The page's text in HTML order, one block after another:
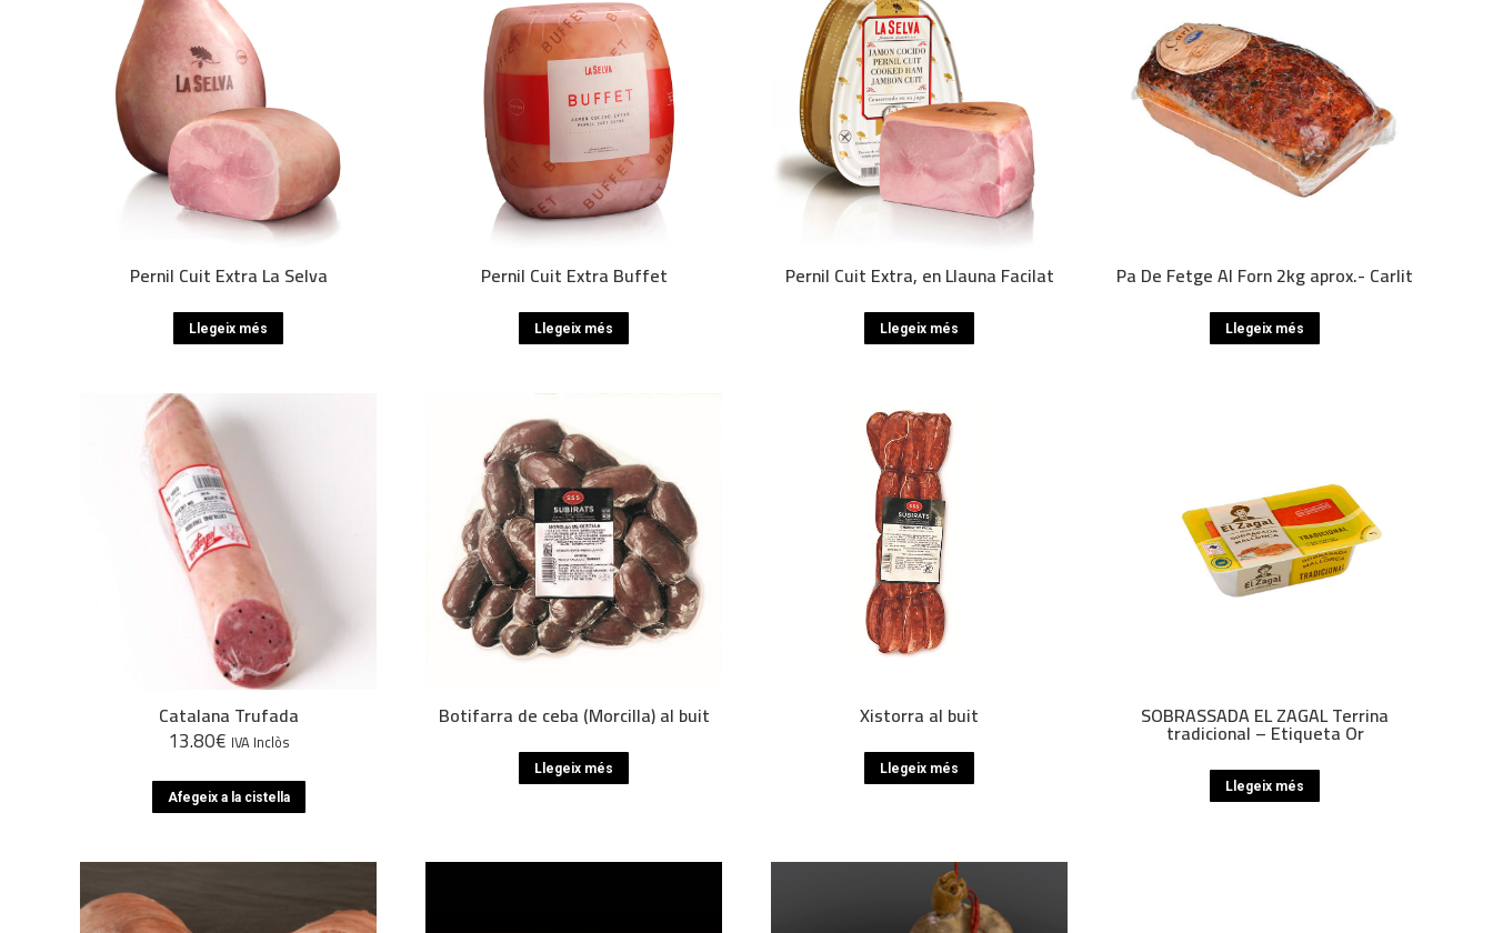
Pernil Cuit Extra La Selva
Llegeix més
Pernil Cuit Extra Buffet
Llegeix més
Pernil Cuit Extra, en Llauna Facilat
Llegeix més
Pa De Fetge Al Forn 2kg aprox.- Carlit
Llegeix més
Catalana Trufada
13.80€ IVA Inclòs
Afegeix a la cistella
Botifarra de ceba (Morcilla) al buit
Llegeix més
Xistorra al buit
Llegeix més
SOBRASSADA EL ZAGAL Terrina
tradicional – Etiqueta Or
Llegeix més